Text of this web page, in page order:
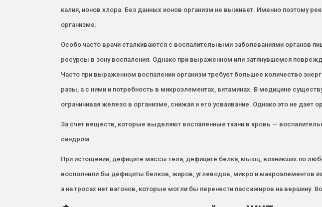
калия, ионов хлора. Без данных ионов организм не выживет. Именно поэтому
организме.
Особо часто врачи сталкиваются с воспалительными заболеваниями органов
ресурсы в зону воспаления. Однако при выраженном или затянувшемся
Часто при выраженном воспалении организм требует большее количество
разы, а с ними и потребность в микроэлементах, витаминах. В медицине
ограничивая железо в организме, снижая и его усваивание. Однако это не
За счет веществ, которые выделяют воспаленные ткани в кровь —
синдром.
При истощении, дефиците массы тела, дефиците белка, мышц, возникших по
восполнили бы дефициты белков, жиров, углеводов, микро и макроэлементов
а на тросах нет вагонов, которые могли бы перенести пассажиров на вершину.